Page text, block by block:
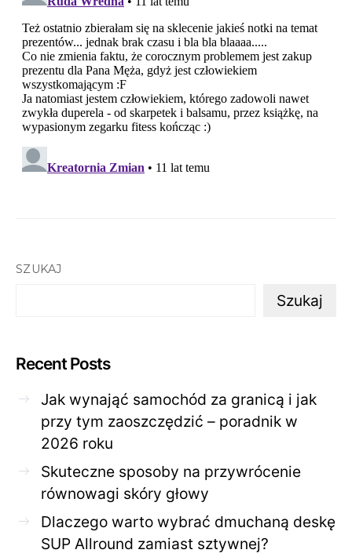
SZUKAJ
Szukaj
Recent Posts
Jak wynająć samochód za granicą i jak
przy tym zaoszczędzić – poradnik w
2026 roku
Skuteczne sposoby na przywrócenie
równowagi skóry głowy
Dlaczego warto wybrać dmuchaną deskę
SUP Allround zamiast sztywnej?